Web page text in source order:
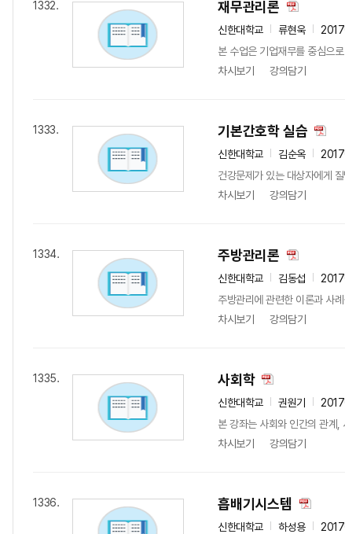
1332. 재무관리론
신한대학교 류현욱
2017
본 수업은 기업재무를 중심으
차시보기
강의담기
1333. 기본간호학 실습
신한대학교 김순옥
2017
건강문제가 있는 대상자에게
차시보기
강의담기
1334. 주방관리론
신한대학교 김동섭
2017
주방관리에 관련한 이론과 사
차시보기
강의담기
1335. 사회학
신한대학교 권원기
2017
본 강좌는 사회와 인간의 관계
차시보기
강의담기
1336. 흡배기시스템
신한대학교 하성용
2017